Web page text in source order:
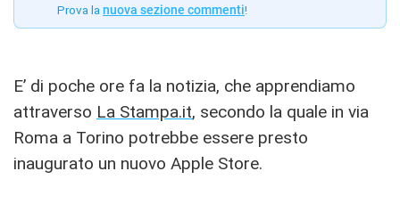
Prova la nuova sezione commenti!
E’ di poche ore fa la notizia, che apprendiamo
attraverso La Stampa.it, secondo la quale in via
Roma a Torino potrebbe essere presto
inaugurato un nuovo Apple Store.